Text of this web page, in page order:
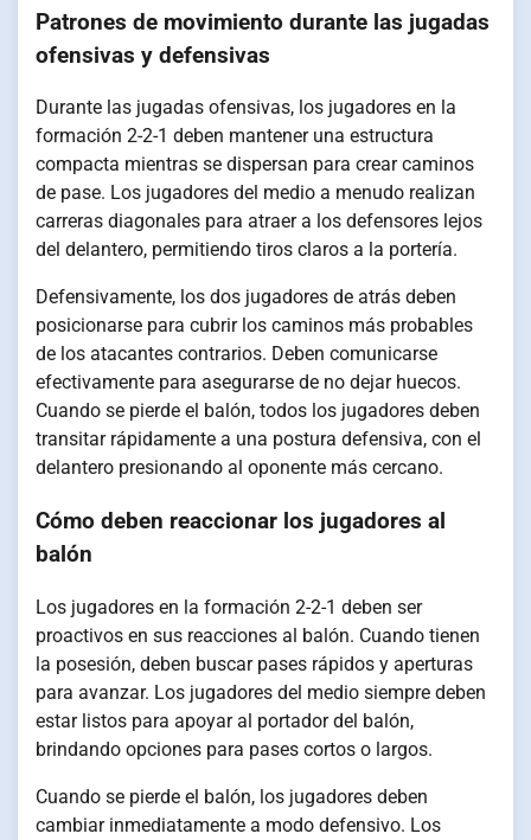
Patrones de movimiento durante las jugadas
ofensivas y defensivas
Durante las jugadas ofensivas, los jugadores en la
formación 2-2-1 deben mantener una estructura
compacta mientras se dispersan para crear caminos
de pase. Los jugadores del medio a menudo realizan
carreras diagonales para atraer a los defensores lejos
del delantero, permitiendo tiros claros a la portería.
Defensivamente, los dos jugadores de atrás deben
posicionarse para cubrir los caminos más probables
de los atacantes contrarios. Deben comunicarse
efectivamente para asegurarse de no dejar huecos.
Cuando se pierde el balón, todos los jugadores deben
transitar rápidamente a una postura defensiva, con el
delantero presionando al oponente más cercano.
Cómo deben reaccionar los jugadores al
balón
Los jugadores en la formación 2-2-1 deben ser
proactivos en sus reacciones al balón. Cuando tienen
la posesión, deben buscar pases rápidos y aperturas
para avanzar. Los jugadores del medio siempre deben
estar listos para apoyar al portador del balón,
brindando opciones para pases cortos o largos.
Cuando se pierde el balón, los jugadores deben
cambiar inmediatamente a modo defensivo. Los